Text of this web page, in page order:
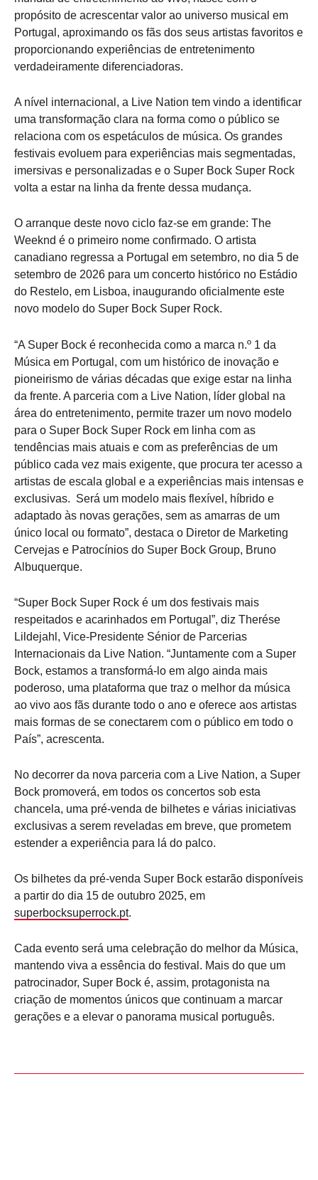
propósito de acrescentar valor ao universo musical em
Portugal, aproximando os fãs dos seus artistas favoritos e
proporcionando experiências de entretenimento
verdadeiramente diferenciadoras.
A nível internacional, a Live Nation tem vindo a identificar
uma transformação clara na forma como o público se
relaciona com os espetáculos de música. Os grandes
festivais evoluem para experiências mais segmentadas,
imersivas e personalizadas e o Super Bock Super Rock
volta a estar na linha da frente dessa mudança.
O arranque deste novo ciclo faz-se em grande: The
Weeknd é o primeiro nome confirmado. O artista
canadiano regressa a Portugal em setembro, no dia 5 de
setembro de 2026 para um concerto histórico no Estádio
do Restelo, em Lisboa, inaugurando oficialmente este
novo modelo do Super Bock Super Rock.
“A Super Bock é reconhecida como a marca n.º 1 da
Música em Portugal, com um histórico de inovação e
pioneirismo de várias décadas que exige estar na linha
da frente. A parceria com a Live Nation, líder global na
área do entretenimento, permite trazer um novo modelo
para o Super Bock Super Rock em linha com as
tendências mais atuais e com as preferências de um
público cada vez mais exigente, que procura ter acesso a
artistas de escala global e a experiências mais intensas e
exclusivas. Será um modelo mais flexível, híbrido e
adaptado às novas gerações, sem as amarras de um
único local ou formato”, destaca o Diretor de Marketing
Cervejas e Patrocínios do Super Bock Group, Bruno
Albuquerque.
“Super Bock Super Rock é um dos festivais mais
respeitados e acarinhados em Portugal”, diz Therése
Lildejahl, Vice-Presidente Sénior de Parcerias
Internacionais da Live Nation. “Juntamente com a Super
Bock, estamos a transformá-lo em algo ainda mais
poderoso, uma plataforma que traz o melhor da música
ao vivo aos fãs durante todo o ano e oferece aos artistas
mais formas de se conectarem com o público em todo o
País”, acrescenta.
No decorrer da nova parceria com a Live Nation, a Super
Bock promoverá, em todos os concertos sob esta
chancela, uma pré-venda de bilhetes e várias iniciativas
exclusivas a serem reveladas em breve, que prometem
estender a experiência para lá do palco.
Os bilhetes da pré-venda Super Bock estarão disponíveis
a partir do dia 15 de outubro 2025, em
superbocksuperrock.pt.
Cada evento será uma celebração do melhor da Música,
mantendo viva a essência do festival. Mais do que um
patrocinador, Super Bock é, assim, protagonista na
criação de momentos únicos que continuam a marcar
gerações e a elevar o panorama musical português.